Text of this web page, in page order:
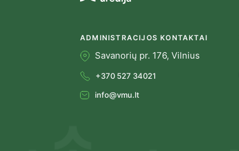
ADMINISTRACIJOS KONTAKTAI
Savanorių pr. 176, Vilnius
+370 527 34021
info@vmu.lt